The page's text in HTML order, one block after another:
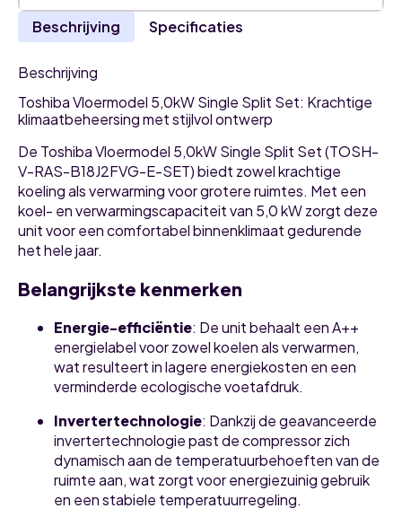
Beschrijving Specificaties
Beschrijving
Toshiba Vloermodel 5,0kW Single Split Set: Krachtige
klimaatbeheersing met stijlvol ontwerp
De Toshiba Vloermodel 5,0kW Single Split Set (TOSH-
V-RAS-B18J2FVG-E-SET) biedt zowel krachtige
koeling als verwarming voor grotere ruimtes. Met een
koel- en verwarmingscapaciteit van 5,0 kW zorgt deze
unit voor een comfortabel binnenklimaat gedurende
het hele jaar.
Belangrijkste kenmerken
Energie-efficiëntie: De unit behaalt een A++
energielabel voor zowel koelen als verwarmen,
wat resulteert in lagere energiekosten en een
verminderde ecologische voetafdruk.
Invertertechnologie: Dankzij de geavanceerde
invertertechnologie past de compressor zich
dynamisch aan de temperatuurbehoeften van de
ruimte aan, wat zorgt voor energiezuinig gebruik
en een stabiele temperatuurregeling.